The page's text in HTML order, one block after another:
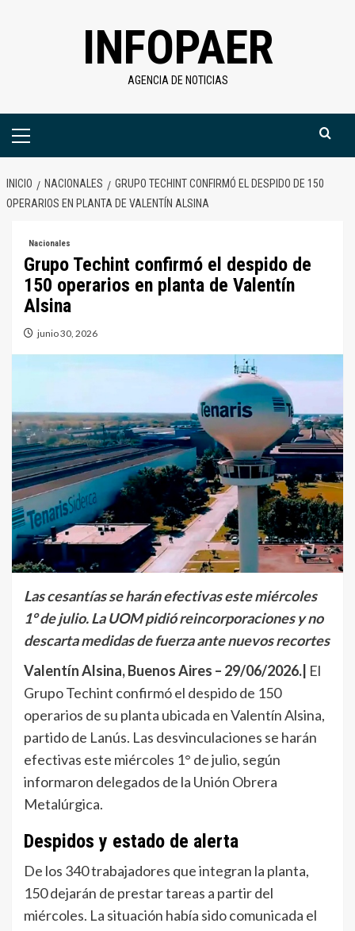
INFOPAER
AGENCIA DE NOTICIAS
Menú
INICIO NACIONALES
GRUPO TECHINT CONFIRMÓ EL DESPIDO DE 150
OPERARIOS EN PLANTA DE VALENTÍN ALSINA
Nacionales
Grupo Techint confirmó el despido de
150 operarios en planta de Valentín
Alsina
junio 30, 2026
Las cesantías se harán efectivas este miércoles
1° de julio. La UOM pidió reincorporaciones y no
descarta medidas de fuerza ante nuevos recortes
Valentín Alsina, Buenos Aires – 29/06/2026.| El
Grupo Techint confirmó el despido de 150
operarios de su planta ubicada en Valentín Alsina,
partido de Lanús. Las desvinculaciones se harán
efectivas este miércoles 1° de julio, según
informaron delegados de la Unión Obrera
Metalúrgica.
Despidos y estado de alerta
De los 340 trabajadores que integran la planta,
150 dejarán de prestar tareas a partir del
miércoles. La situación había sido comunicada el